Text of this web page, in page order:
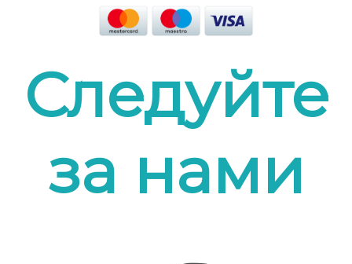
Следуйте
за нами